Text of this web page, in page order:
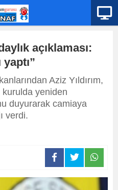
açıklaması:
Aziz Yıldırım,
yeniden
duyurarak camiaya
verdi.